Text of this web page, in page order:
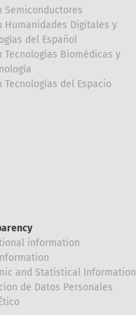
Semiconductores
Humanidades Digitales y
del Español
Tecnologías Biomédicas y
Tecnologías del Espacio
information
and Statistical Information
de Datos Personales